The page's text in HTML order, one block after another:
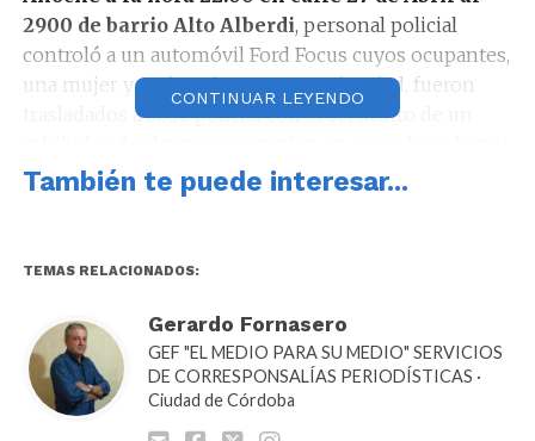
2900 de barrio Alto Alberdi, personal policial
controló a un automóvil Ford Focus cuyos ocupantes,
una mujer y un hombre mayores de edad, fueron
trasladados a sede policial con el secuestro de un
del vehículo mencionado.
Lorenzo de barrio Nueva Córdoba
policial efectuó un control preventivo a un
automóvil Fiat Siena cuyo conductor, de 41 años, fue
aprehendido con el secuestro de un blíster con 50
CONTINUAR LEYENDO
También te puede interesar...
TEMAS RELACIONADOS:
Gerardo Fornasero
GEF "EL MEDIO PARA SU MEDIO" SERVICIOS
DE CORRESPONSALÍAS PERIODÍSTICAS ·
Ciudad de Córdoba